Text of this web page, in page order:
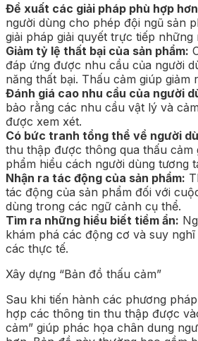
Đề xuất các giải pháp phù hợp
người dùng cho phép đội ngũ sản
giải pháp giải quyết trực tiếp những
Giảm tỷ lệ thất bại của sản phẩm:
đáp ứng được nhu cầu của người
năng thất bại. Thấu cảm giúp giảm
Đánh giá cao nhu cầu của người
bảo rằng các nhu cầu vật lý và
được xem xét.
Có bức tranh tổng thể về người
thu thập được thông qua thấu cảm
phẩm hiểu cách người dùng tương
Nhận ra tác động của sản phẩm:
tác động của sản phẩm đối với
dùng trong các ngữ cảnh cụ thể.
Tìm ra những hiểu biết tiềm ẩn:
khám phá các động cơ và suy
các thực tế.
Xây dựng “Bản đồ thấu cảm”
Sau khi tiến hành các phương
hợp các thông tin thu thập được
cảm” giúp phác họa chân dung